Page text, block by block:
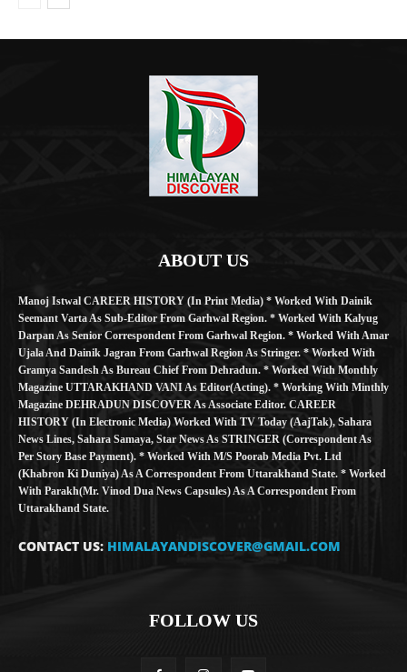
ABOUT US
Manoj Istwal CAREER HISTORY (in Print Media) * Worked With Dainik
Seemant Varta As Sub-Editor From Garhwal Region. * Worked With Kalyug
Darpan As Senior Correspondent From Garhwal Region. * Worked With Amar
Ujala And Dainik Jagran From Garhwal Region As Stringer. * Worked With
Gramya Sandesh As Bureau Chief From Dehradun. * Worked With Monthly
Magazine UTTARAKHAND VANI As Editor(Acting). * Working With Minthly
Magazine DEHRADUN DISCOVER As Associate Editor. CAREER
HISTORY (in Electronic Media) Worked With TV Today (AajTak), Sahara
News Lines, Sahara Samaya, Star News As STRINGER (Correspondent As
Per Story Base Payment). * Worked With M/S Poorab Media Pvt. Ltd
(Khabron Ki Duniya) As A Correspondent From Uttarakhand State. * Worked
With Parakh(Mr. Vinod Dua News Capsules) As A Correspondent From
Uttarakhand State.
CONTACT US: HIMALAYANDISCOVER@GMAIL.COM
FOLLOW US